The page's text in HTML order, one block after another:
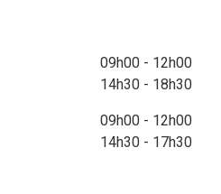
09h00 - 12h00
14h30 - 18h30
09h00 - 12h00
14h30 - 17h30